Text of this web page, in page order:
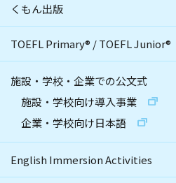
くもん出版
TOEFL Primary® /TOEFL Junior®
施設・学校・企業での公文式
施設・学校向け導入事業
企業・学校向け日本語
English Immersion Activities